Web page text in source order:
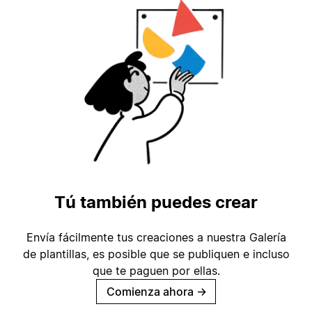
Tú también puedes crear
Envía fácilmente tus creaciones a nuestra Galería
de plantillas, es posible que se publiquen e incluso
que te paguen por ellas.
Comienza ahora →